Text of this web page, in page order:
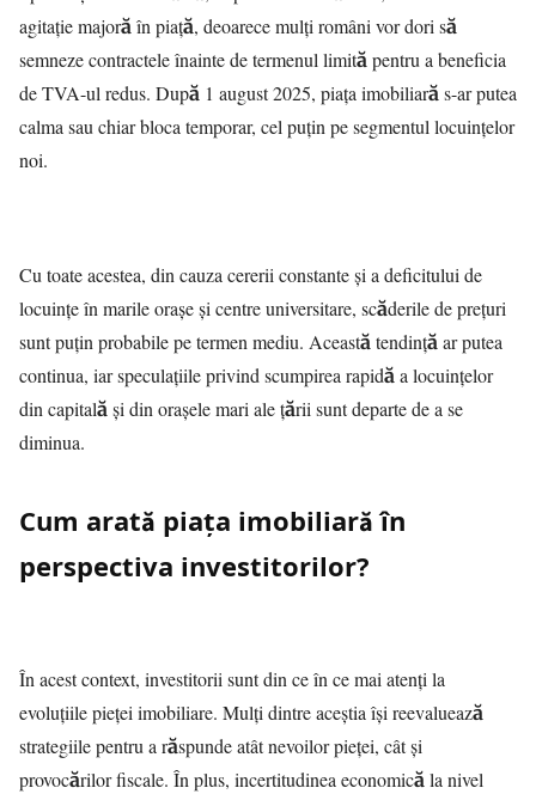
agitație majoră în piață, deoarece mulți români vor dori să
semneze contractele înainte de termenul limită pentru a beneficia
de TVA-ul redus. După 1 august 2025, piața imobiliară s-ar putea
calma sau chiar bloca temporar, cel puțin pe segmentul locuințelor
noi.
Cu toate acestea, din cauza cererii constante și a deficitului de
locuințe în marile orașe și centre universitare, scăderile de prețuri
sunt puțin probabile pe termen mediu. Această tendință ar putea
continua, iar speculațiile privind scumpirea rapidă a locuințelor
din capitală și din orașele mari ale țării sunt departe de a se
diminua.
Cum arată piața imobiliară în
perspectiva investitorilor?
În acest context, investitorii sunt din ce în ce mai atenți la
evoluțiile pieței imobiliare. Mulți dintre aceștia își reevaluează
strategiile pentru a răspunde atât nevoilor pieței, cât și
provocărilor fiscale. În plus, incertitudinea economică la nivel